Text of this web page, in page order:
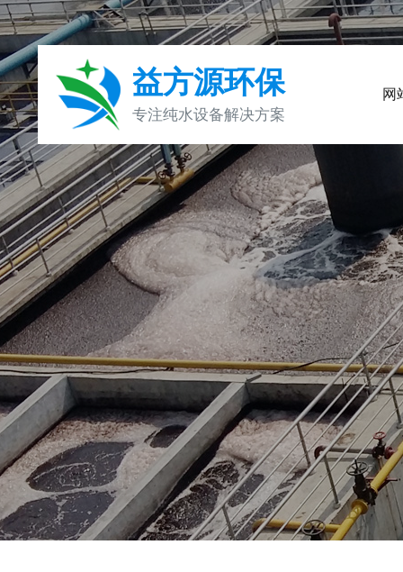
益方源环保
专注纯水设备解决方案
网